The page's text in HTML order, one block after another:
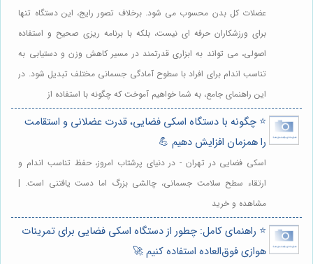
عضلات کل بدن محسوب می شود. برخلاف تصور رایج، این دستگاه تنها
برای ورزشکاران حرفه ای نیست، بلکه با برنامه ریزی صحیح و استفاده
اصولی، می تواند به ابزاری قدرتمند در مسیر کاهش وزن و دستیابی به
تناسب اندام برای افراد با سطوح آمادگی جسمانی مختلف تبدیل شود. در
این راهنمای جامع، به شما خواهیم آموخت که چگونه با استفاده از
⭐️ چگونه با دستگاه اسکی فضایی، قدرت عضلانی و استقامت
را همزمان افزایش دهیم 💪
اسکی فضایی در تهران - در دنیای پرشتاب امروز، حفظ تناسب اندام و
ارتقاء سطح سلامت جسمانی، چالشی بزرگ اما دست یافتنی است. |
مشاهده و خرید
⭐️ راهنمای کامل: چطور از دستگاه اسکی فضایی برای تمرینات
هوازی فوق‌العاده استفاده کنیم 🚀